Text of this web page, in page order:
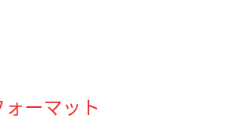
ォーマット